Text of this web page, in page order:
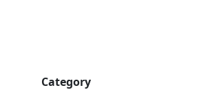
Category